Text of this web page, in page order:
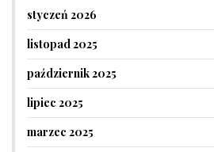
styczeń 2026
listopad 2025
październik 2025
lipiec 2025
marzec 2025